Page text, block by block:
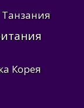
Танзания
Корея